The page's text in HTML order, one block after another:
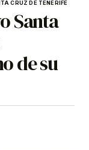
CRUZ DE TENERIFE
Santa
de su